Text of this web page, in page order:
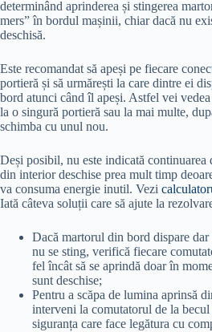
determinând aprinderea și stingerea
mers” în bordul mașinii, chiar dacă nu
deschisă.
Este recomandat să apeși pe fiecare
portieră și să urmărești la care dintre ei
bord atunci când îl apeși. Astfel vei
la o singură portieră sau la mai multe,
schimba cu unul nou.
Deși posibil, nu este indicată
din interior deschise prea mult timp
va consuma energie inutil. Vezi
Iată câteva soluții care să ajute la
Dacă martorul din bord dispare
nu se sting, verifică fiecare
fel încât să se aprindă doar în
sunt deschise;
Pentru a scăpa de lumina aprinsă
interveni la comutatorul de la becul
siguranța care face legătura cu